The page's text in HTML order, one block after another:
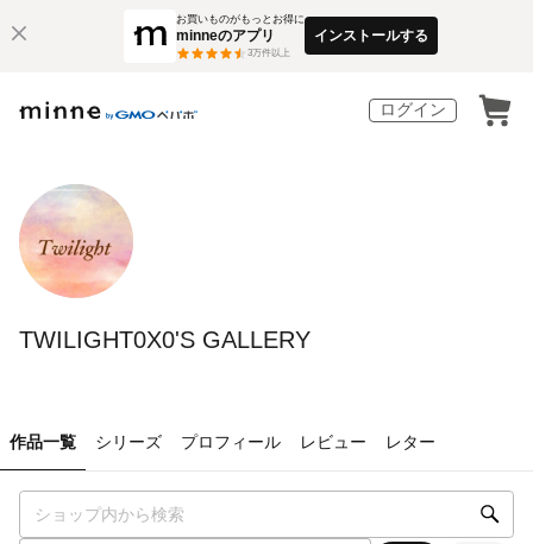
お買いものがもっとお得に
minneのアプリ
3万件以上
インストールする
ログイン
TWILIGHT0X0'S GALLERY
作品一覧 シリーズ プロフィール レビュー レター